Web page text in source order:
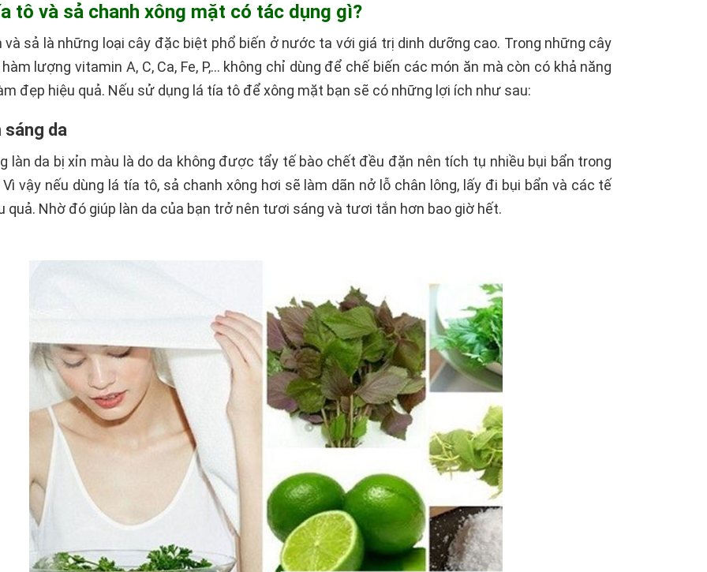
tô và sả chanh xông mặt có tác dụng gì?
và sả là những loại cây đặc biệt phổ biến ở nước ta với giá trị dinh dưỡng cao. Trong những cây
lượng vitamin A, C, Ca, Fe, P,... không chỉ dùng để chế biến các món ăn mà còn có khả năng
đẹp hiệu quả. Nếu sử dụng lá tía tô để xông mặt bạn sẽ có những lợi ích như sau:
sáng da
làn da bị xỉn màu là do da không được tẩy tế bào chết đều đặn nên tích tụ nhiều bụi bẩn trong
Vì vậy nếu dùng lá tía tô, sả chanh xông hơi sẽ làm dãn nở lỗ chân lông, lấy đi bụi bẩn và các tế
quả. Nhờ đó giúp làn da của bạn trở nên tươi sáng và tươi tắn hơn bao giờ hết.